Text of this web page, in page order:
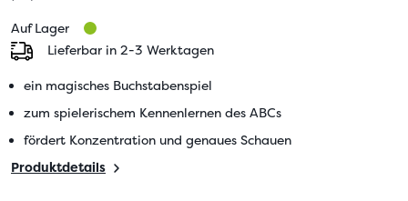
Auf Lager
Lieferbar in 2-3 Werktagen
ein magisches Buchstabenspiel
zum spielerischem Kennenlernen des ABCs
fördert Konzentration und genaues Schauen
Produktdetails